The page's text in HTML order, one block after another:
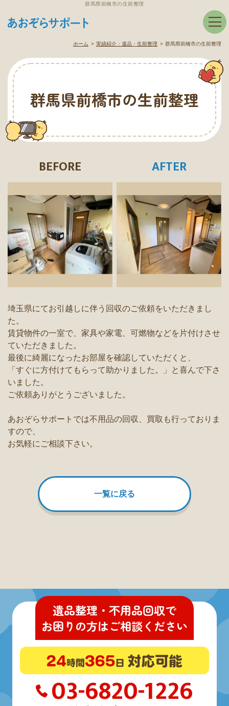
群馬県前橋市の生前整理
ホーム 実績紹介： 遺品・生前整理 群馬県前橋市の生前整理
群馬県前橋市の生前整理
BEFORE AFTER
埼玉県にてお引越しに伴う回収のご依頼をいただきまし
た。
賃貸物件の一室で、家具や家電、可燃物などを片付けさせ
ていただきました。
最後に綺麗になったお部屋を確認していただくと、
「すぐに方付けてもらって助かりました。」と喜んで下さ
いました。
ご依頼ありがとうございました。
あおぞらサポートでは不用品の回収、買取も行っておりま
すので、
お気軽にご相談下さい。
一覧に戻る
遺品整理・不用品回収で
お困りの方はご相談ください
03-6820-1226